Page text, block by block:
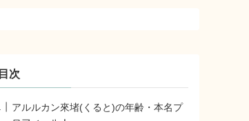
目次
アルルカン來堵(くると)の年齢・本名プ